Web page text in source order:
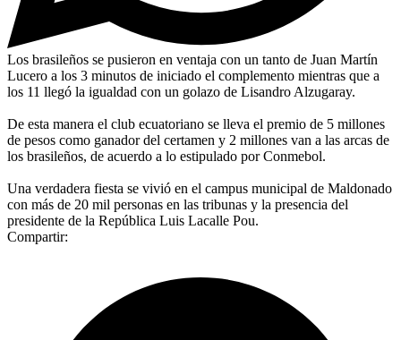
Los brasileños se pusieron en ventaja con un tanto de Juan Martín
Lucero a los 3 minutos de iniciado el complemento mientras que a
los 11 llegó la igualdad con un golazo de Lisandro Alzugaray.
De esta manera el club ecuatoriano se lleva el premio de 5 millones
de pesos como ganador del certamen y 2 millones van a las arcas de
los brasileños, de acuerdo a lo estipulado por Conmebol.
Una verdadera fiesta se vivió en el campus municipal de Maldonado
con más de 20 mil personas en las tribunas y la presencia del
presidente de la República Luis Lacalle Pou.
Compartir: